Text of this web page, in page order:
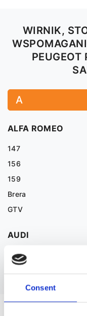
Consent
WIRNIK,
PEUGEOT
A
ALFA ROMEO
147
156
159
Brera
GTV
AUDI